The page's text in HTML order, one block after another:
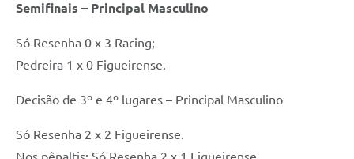
Semifinais – Principal Masculino
Só Resenha 0 x 3 Racing;
Pedreira 1 x 0 Figueirense.
Decisão de 3º e 4º lugares – Principal Masculino
Só Resenha 2 x 2 Figueirense.